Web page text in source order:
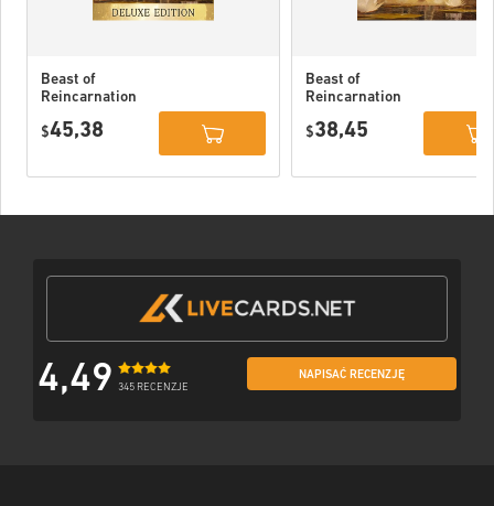
Beast of
Reincarnation
PC (STEAM)
$45,38
Beast of
Reincarnation
$38,45
4,49 345 RECENZJE
NAPISAĆ RECENZJĘ